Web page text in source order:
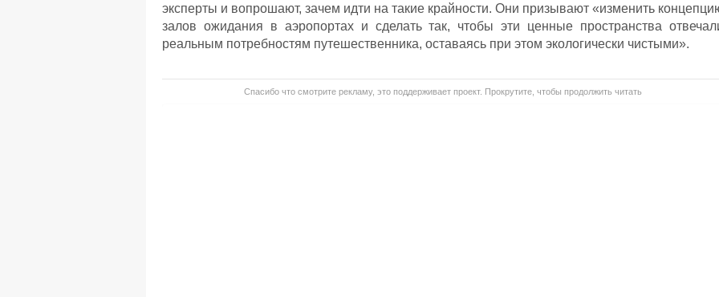
эксперты и вопрошают, зачем идти на такие крайности. Они призывают «изменить
залов ожидания в аэропортах и сделать так, чтобы эти ценные пространства
реальным потребностям путешественника, оставаясь при этом экологически чистыми».
Спасибо что смотрите рекламу, это поддерживает проект. Прокрутите, чтобы продолжить читать